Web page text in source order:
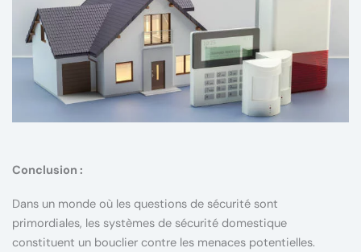
Conclusion :
Dans un monde où les questions de sécurité sont
primordiales, les systèmes de sécurité domestique
constituent un bouclier contre les menaces potentielles.